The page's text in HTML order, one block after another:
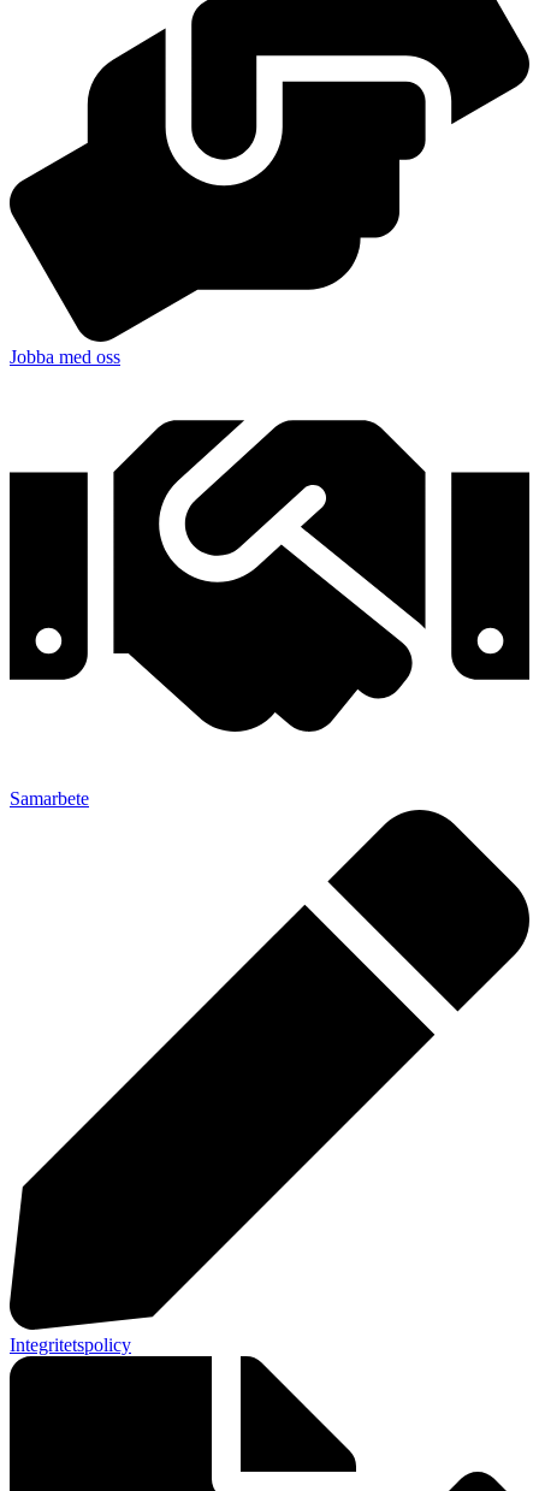
Jobba med oss
Samarbete
Integritetspolicy